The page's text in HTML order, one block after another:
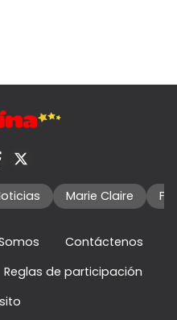
Marie Claire
Contáctenos
Reglas de participación